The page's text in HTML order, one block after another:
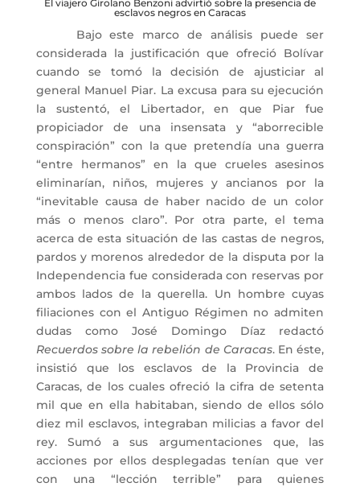
El viajero Girolano Benzoni advirtió sobre la presencia de
esclavos negros en Caracas
Bajo este marco de análisis puede ser
considerada la justificación que ofreció Bolívar
cuando se tomó la decisión de ajusticiar al
general Manuel Piar. La excusa para su ejecución
la sustentó, el Libertador, en que Piar fue
propiciador de una insensata y “aborrecible
conspiración” con la que pretendía una guerra
“entre hermanos” en la que crueles asesinos
eliminarían, niños, mujeres y ancianos por la
“inevitable causa de haber nacido de un color
más o menos claro”. Por otra parte, el tema
acerca de esta situación de las castas de negros,
pardos y morenos alrededor de la disputa por la
Independencia fue considerada con reservas por
ambos lados de la querella. Un hombre cuyas
filiaciones con el Antiguo Régimen no admiten
dudas como José Domingo Díaz redactó
Recuerdos sobre la rebelión de Caracas. En éste,
insistió que los esclavos de la Provincia de
Caracas, de los cuales ofreció la cifra de setenta
mil que en ella habitaban, siendo de ellos sólo
diez mil esclavos, integraban milicias a favor del
rey. Sumó a sus argumentaciones que, las
acciones por ellos desplegadas tenían que ver
con una “lección terrible” para quienes